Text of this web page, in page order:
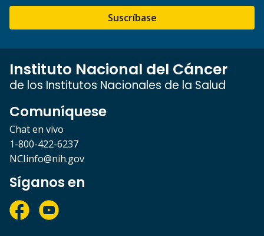
Suscríbase
Instituto Nacional del Cáncer
de los Institutos Nacionales de la Salud
Comuníquese
Chat en vivo
1-800-422-6237
NCIinfo@nih.gov
Síganos en